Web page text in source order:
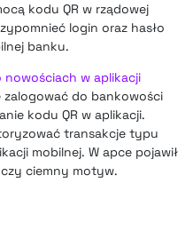
kodu QR w rządowej
login oraz hasło
banku.
nowościach w aplikacji
do bankowości
kodu QR w aplikacji.
transakcje typu
mobilnej. W apce pojawił
ciemny motyw.